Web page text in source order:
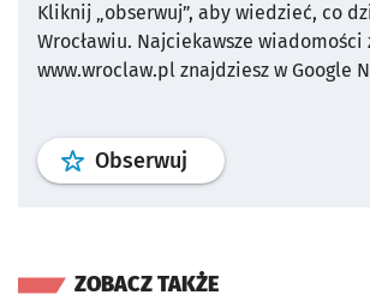
Kliknij „obserwuj”, aby wiedzieć, co
Wrocławiu. Najciekawsze wiadomości
www.wroclaw.pl znajdziesz w Google
Obserwuj profil
ZOBACZ TAKŻE